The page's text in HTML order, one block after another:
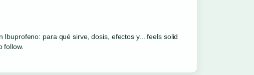
Ibuprofeno: para qué sirve, dosis, efectos y... feels solid
follow.